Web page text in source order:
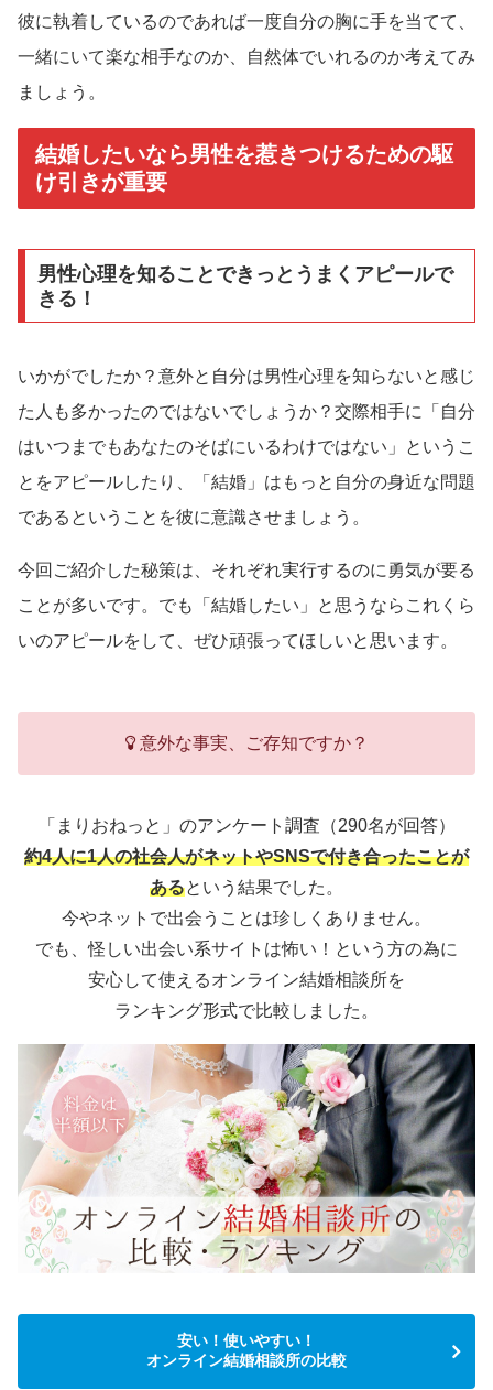
彼に執着しているのであれば一度自分の胸に手を当てて、
一緒にいて楽な相手なのか、自然体でいれるのか考えてみ
ましょう。
結婚したいなら男性を惹きつけるための駆
け引きが重要
男性心理を知ることできっとうまくアピールで
きる！
いかがでしたか？意外と自分は男性心理を知らないと感じ
た人も多かったのではないでしょうか？交際相手に「自分
はいつまでもあなたのそばにいるわけではない」というこ
とをアピールしたり、「結婚」はもっと自分の身近な問題
であるということを彼に意識させましょう。
今回ご紹介した秘策は、それぞれ実行するのに勇気が要る
ことが多いです。でも「結婚したい」と思うならこれくら
いのアピールをして、ぜひ頑張ってほしいと思います。
意外な事実、ご存知ですか？
「まりおねっと」のアンケート調査（290名が回答）
約4人に1人の社会人がネットやSNSで付き合ったことが
あるという結果でした。
今やネットで出会うことは珍しくありません。
でも、怪しい出会い系サイトは怖い！という方の為に
安心して使えるオンライン結婚相談所を
ランキング形式で比較しました。
安い！使いやすい！
オンライン結婚相談所の比較